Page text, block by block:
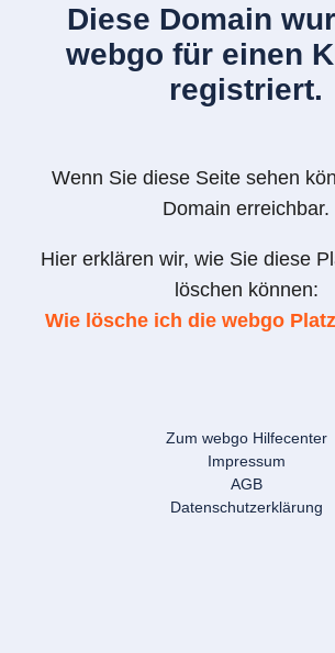
Diese Domain
webgo für einen
registriert.
Wenn Sie diese Seite sehen
Domain erreichbar.
Hier erklären wir, wie Sie diese
löschen können:
Wie lösche ich die webgo
Zum webgo Hilfecenter
Impressum
AGB
Datenschutzerklärung